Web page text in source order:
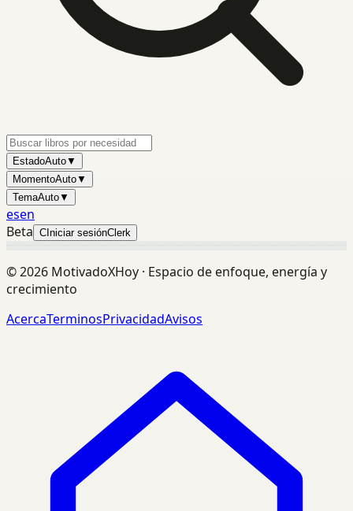
EstadoAuto▼
MomentoAuto▼
TemaAuto▼
esen
Beta C Iniciar sesiónClerk
©2026 MotivadoXHoy · Espacio de enfoque, energía y
crecimiento
AcercaTerminosPrivacidadAvisos